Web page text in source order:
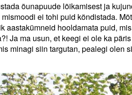
õunapuude lõikamisest ja
ei tohi puid köndistada.
aastakümneid hooldamata puid,
Ja ma usun, et keegi ei ole ka
minagi siin targutan, pealegi olen